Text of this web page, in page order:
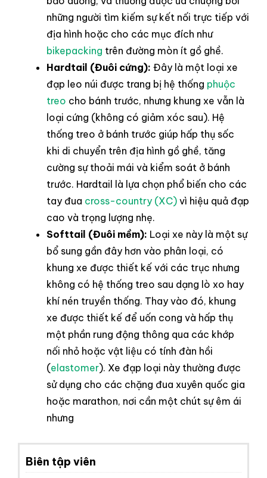
những người tìm kiếm sự kết nối trực tiếp với
địa hình hoặc cho các mục đích như
bikepacking trên đường mòn ít gồ ghề.
Hardtail (Đuôi cứng): Đây là một loại xe
đạp leo núi được trang bị hệ thống phuộc
treo cho bánh trước, nhưng khung xe vẫn là
loại cứng (không có giảm xóc sau). Hệ
thống treo ở bánh trước giúp hấp thụ sốc
khi di chuyển trên địa hình gồ ghề, tăng
cường sự thoải mái và kiểm soát ở bánh
trước. Hardtail là lựa chọn phổ biến cho các
tay đua cross-country (XC) vì hiệu quả đạp
cao và trọng lượng nhẹ.
Softtail (Đuôi mềm): Loại xe này là một sự
bổ sung gần đây hơn vào phân loại, có
khung xe được thiết kế với các trục nhưng
không có hệ thống treo sau dạng lò xo hay
khí nén truyền thống. Thay vào đó, khung
xe được thiết kế để uốn cong và hấp thụ
một phần rung động thông qua các khớp
nối nhỏ hoặc vật liệu có tính đàn hồi
(elastomer). Xe đạp loại này thường được
sử dụng cho các chặng đua xuyên quốc gia
hoặc marathon, nơi cần một chút sự êm ái
nhưng
Biên tập viên